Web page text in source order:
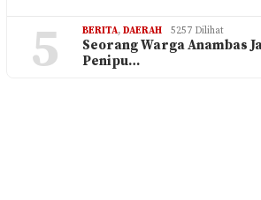
5 BERITA, DAERAH 5257 Dilihat
Seorang Warga Anambas
Penipu…